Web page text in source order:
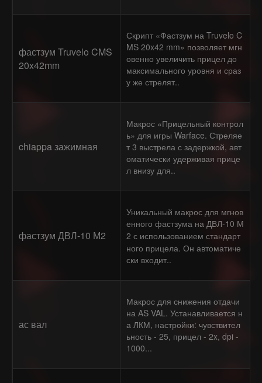
фастзум Truvelo CMS
20x42mm
Скрипт «Фастзум на Truvelo C
MS 20x42 mm» позволяет мгн
овенно увеличить прицел до
максимального уровня и сраз
у же стрелят..
chiappa зажимная
Макрос «Прицельный контрол
ь» для игры Warface. Стреляе
т 3 выстрела с задержкой, авт
оматически удерживая прице
л внизу для..
фастзум ДВЛ-10 М2
Уникальный макрос для мгнов
енного фастзума на ДВЛ-10 М
2 с использованием стандарт
ного прицела. Он автоматиче
ски входит..
ас вал
Макрос для снижения отдачи
на AS VAL. Устанавливается н
а ЛКМ, настройки: чувствител
ьность - 25, прицел - 2x, dpi -
1000...